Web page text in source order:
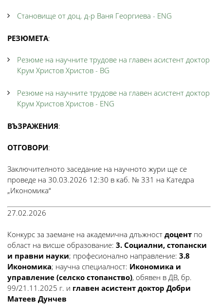
Становище от доц. д-р Ваня Георгиева - ENG
РЕЗЮМЕТА:
Резюме на научните трудове на главен асистент доктор
Крум Христов Христов - BG
Резюме на научните трудове на главен асистент доктор
Крум Христов Христов - ENG
ВЪЗРАЖЕНИЯ:
ОТГОВОРИ:
Заключителното заседание на научното жури ще се
проведе на 30.03.2026 12:30 в каб. № 331 на Катедра
„Икономика“
27.02.2026
Конкурс за заемане на академична длъжност доцент по
област на висше образование: 3. Социални, стопански
и правни науки; професионално направление: 3.8
Икономика; научна специалност: Икономика и
управление (селско стопанство), обявен в ДВ, бр.
99/21.11.2025 г. и главен асистент доктор Добри
Матеев Дунчев